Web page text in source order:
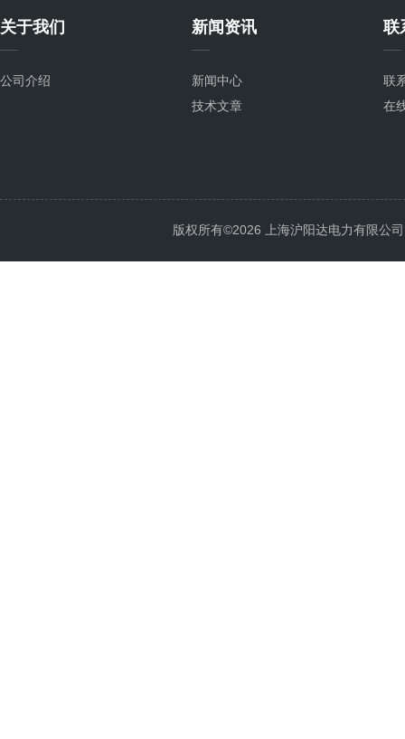
关于我们
公司介绍
新闻资讯
新闻中心
技术文章
联
联
在
版权所有©2026 上海沪阳达电力有限公